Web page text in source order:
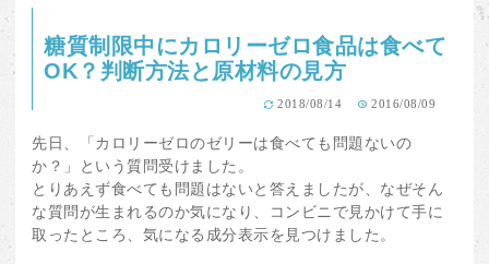
糖質制限中にカロリーゼロ食品は食べて
OK？判断方法と原材料の見方
2018/08/14 2016/08/09
先日、「カロリーゼロのゼリーは食べても問題ないの
か？」という質問受けました。
とりあえず食べても問題はないと答えましたが、なぜそん
な質問が生まれるのか気になり、コンビニで見かけて手に
取ったところ、気になる成分表示を見つけました。